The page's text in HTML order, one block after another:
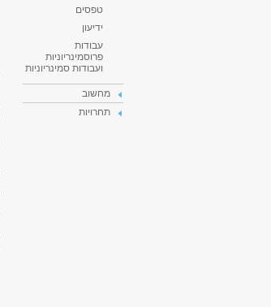
טפסים
ידיעון
עבודות
פרוסמינריוניות
ועבודות סמינריוניות
מחשוב
תחרויות